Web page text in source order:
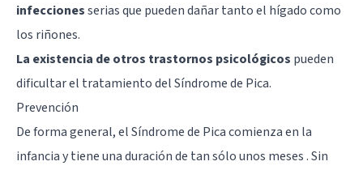
infeccionesserias que pueden dañar tanto el hígado como
los riñones.
La existencia de otros trastornos psicológicos pueden
dificultar el tratamiento del Síndrome de Pica.
Prevención
De forma general, el Síndrome de Pica comienza en la
infancia y tiene una duración de tan sólo unos meses . Sin